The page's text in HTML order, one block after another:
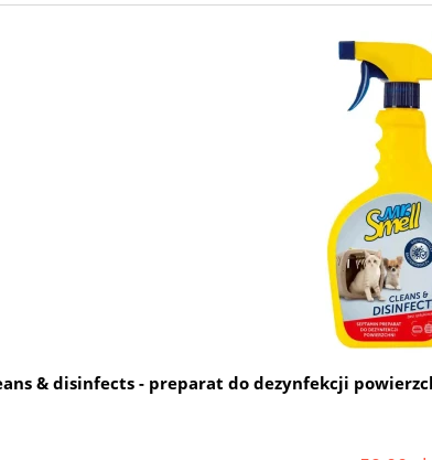
& disinfects - preparat do dezynfekcji